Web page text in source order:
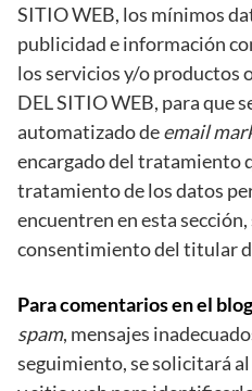
SITIO WEB, los mínimos
publicidad e información
los servicios y/o productos
DEL SITIO WEB, para que
automatizado deemail
encargado del tratamiento
tratamiento de los datos
encuentren en esta sección,
consentimiento del titular
Para comentarios en el
spam, mensajes
seguimiento, se solicitará